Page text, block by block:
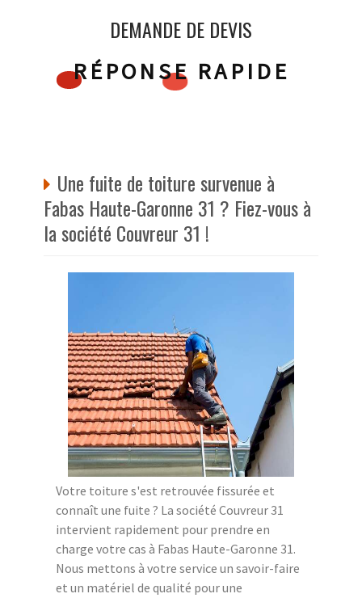
DEMANDE DE DEVIS
RÉPONSE RAPIDE
Une fuite de toiture survenue à
Fabas Haute-Garonne 31 ? Fiez-vous à
la société Couvreur 31 !
Votre toiture s'est retrouvée fissurée et
connaît une fuite ? La société Couvreur 31
intervient rapidement pour prendre en
charge votre cas à Fabas Haute-Garonne 31.
Nous mettons à votre service un savoir-faire
et un matériel de qualité pour une